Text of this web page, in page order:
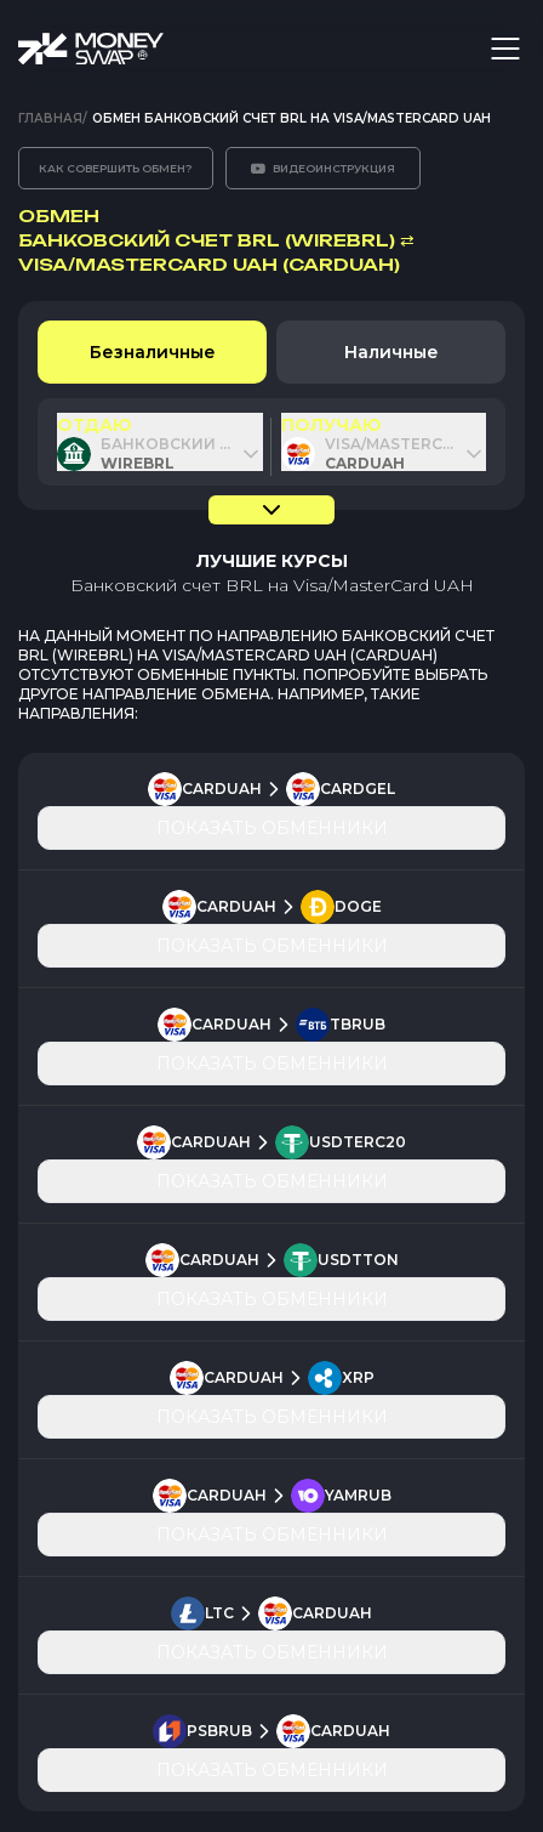
ГЛАВНАЯ/ ОБМЕН БАНКОВСКИЙ СЧЕТ BRL НА VISA/MASTERCARD UAH
КАК СОВЕРШИТЬ ОБМЕН? ВИДЕОИНСТРУКЦИЯ
ОБМЕН
БАНКОВСКИЙ СЧЕТ BRL (WIREBRL) ⇄
VISA/MASTERCARD UAH (CARDUAH)
Безналичные Наличные
ОТДАЮ
БАНКОВСКИЙ СЧЕТ BRL
WIREBRL
ПОЛУЧАЮ
VISA/MASTERCARD UAH
CARDUAH
ЛУЧШИЕ КУРСЫ
Банковский счет BRLна Visa/MasterCard UAH
НА ДАННЫЙ МОМЕНТ ПО НАПРАВЛЕНИЮ БАНКОВСКИЙ СЧЕТ
BRL (WIREBRL) НА VISA/MASTERCARD UAH (CARDUAH)
ОТСУТСТВУЮТ ОБМЕННЫЕ ПУНКТЫ. ПОПРОБУЙТЕ ВЫБРАТЬ
ДРУГОЕ НАПРАВЛЕНИЕ ОБМЕНА. НАПРИМЕР, ТАКИЕ
НАПРАВЛЕНИЯ:
CARDUAH CARDGEL
CARDUAH DOGE
CARDUAH TBRUB
CARDUAH USDTERC20
CARDUAH USDTTON
CARDUAH XRP
CARDUAH YAMRUB
LTC CARDUAH
PSBRUB CARDUAH